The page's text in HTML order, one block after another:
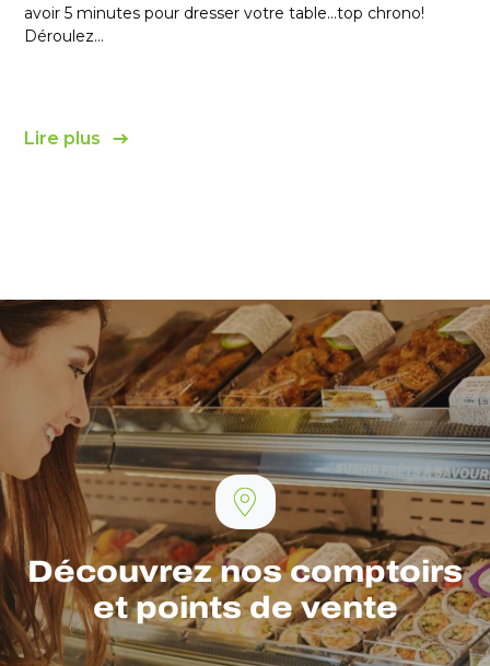
avoir 5 minutes pour dresser votre table…top chrono!
Déroulez...
Lire plus
Découvrez nos comptoirs
et points de vente